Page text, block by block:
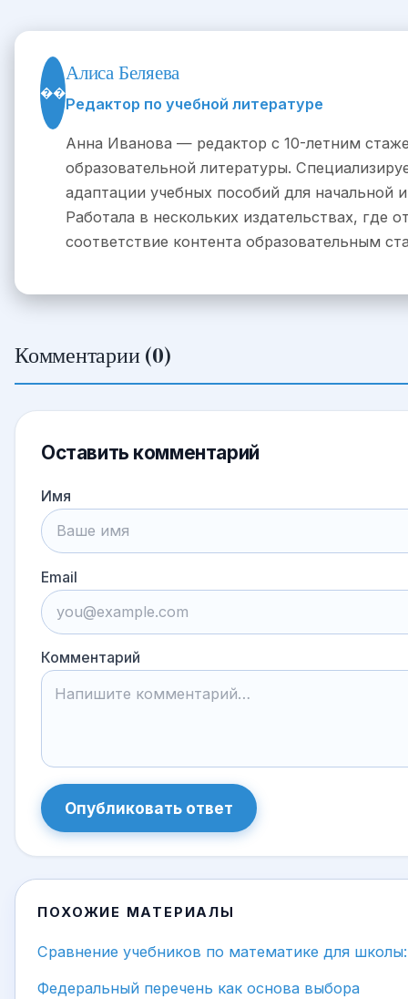
��
Алиса Беляева
Редактор по учебной литературе
Анна Иванова — редактор с 10-летним
образовательной литературы.
адаптации учебных пособий для начальной
Работала в нескольких издательствах, где
соответствие контента образовательным
Комментарии (0)
Оставить комментарий
Имя
Email
Комментарий
Опубликовать ответ
ПОХОЖИЕ МАТЕРИАЛЫ
Сравнение учебников по математике для
Федеральный перечень как основа выбора